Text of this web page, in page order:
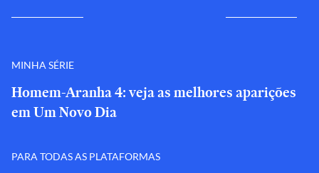
MINHA SÉRIE
Homem-Aranha 4: veja as melhores aparições
em Um Novo Dia
PARA TODAS AS PLATAFORMAS